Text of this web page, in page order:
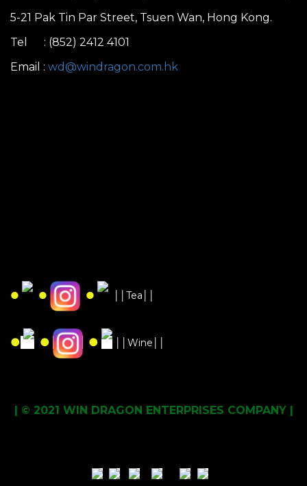
5-21 Pak Tin Par Street, Tsuen Wan, Hong Kong.
Tel : (852) 2412 4101
Email : wd@windragon.com.hk
● ● ● ││Tea││
● ● ● ││Wine││
| © 2021 WIN DRAGON ENTERPRISES COMPANY |